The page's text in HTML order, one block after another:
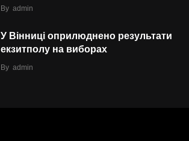
By admin
У Вінниці оприлюднено результати
екзитполу на виборах
By admin